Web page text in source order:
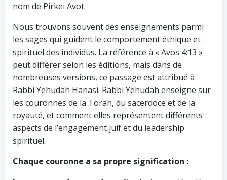
nom de Pirkei Avot.
Nous trouvons souvent des enseignements parmi
les sages qui guident le comportement éthique et
spirituel des individus. La référence à « Avos 4:13 »
peut différer selon les éditions, mais dans de
nombreuses versions, ce passage est attribué à
Rabbi Yehudah Hanasi. Rabbi Yehudah enseigne sur
les couronnes de la Torah, du sacerdoce et de la
royauté, et comment elles représentent différents
aspects de l’engagement juif et du leadership
spirituel.
Chaque couronne a sa propre signification :